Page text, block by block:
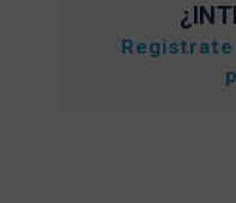
Registrate